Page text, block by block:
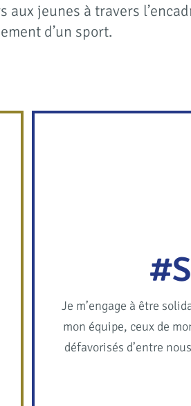
jeunes à travers
d’un sport.
Je m’engage à être
mon équipe, ceux de
défavorisés d’entre